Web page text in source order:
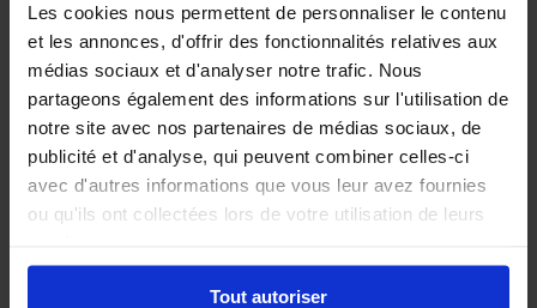
Les cookies nous permettent de personnaliser le contenu
et les annonces, d'offrir des fonctionnalités relatives aux
médias sociaux et d'analyser notre trafic. Nous
partageons également des informations sur l'utilisation de
notre site avec nos partenaires de médias sociaux, de
publicité et d'analyse, qui peuvent combiner celles-ci
avec d'autres informations que vous leur avez fournies
ou qu'ils ont collectées lors de votre utilisation de leurs
Tout autoriser
BANDES DE
REFROIDISSEMENT
(Kits prêts à
l'emploi)
124,05€